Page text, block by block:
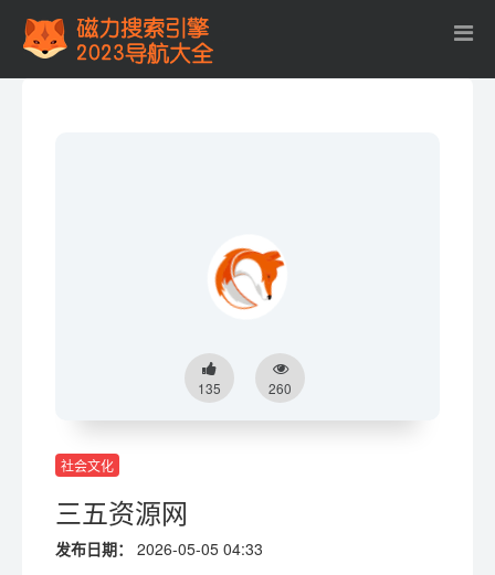
135 260
社会文化
三五资源网
发布日期：
2026-05-05 04:33